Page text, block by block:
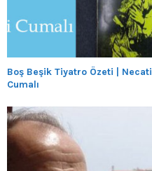
Boş Beşik Tiyatro Özeti | Necati
Cumalı